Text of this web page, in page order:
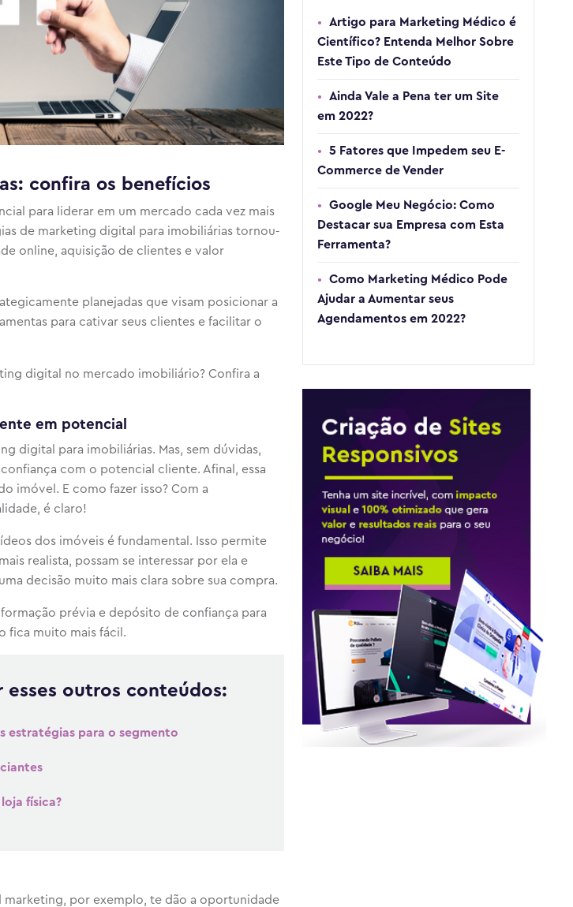
confira os benefícios
para liderar em um mercado cada vez mais
de marketing digital para imobiliárias tornou-
online, aquisição de clientes e valor
planejadas que visam posicionar a
para cativar seus clientes e facilitar o
digital no mercado imobiliário? Confira a
em potencial
digital para imobiliárias. Mas, sem dúvidas,
com o potencial cliente. Afinal, essa
imóvel. E como fazer isso? Com a
é claro!
dos imóveis é fundamental. Isso permite
realista, possam se interessar por ela e
decisão muito mais clara sobre sua compra.
prévia e depósito de confiança para
fica muito mais fácil.
esses outros conteúdos:
estratégias para o segmento
física?
por exemplo, te dão a oportunidade
Artigo para Marketing Médico é
Científico? Entenda Melhor Sobre
Este Tipo de Conteúdo
Ainda Vale a Pena ter um Site
em 2022?
5 Fatores que Impedem seu E-
Commerce de Vender
Google Meu Negócio: Como
Destacar sua Empresa com Esta
Ferramenta?
Como Marketing Médico Pode
Ajudar a Aumentar seus
Agendamentos em 2022?